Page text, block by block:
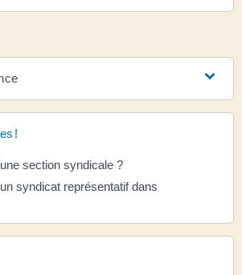
!
section syndicale ?
syndicat représentatif dans